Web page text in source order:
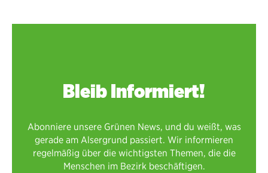
Bleib Informiert!
Abonniere unsere Grünen News, und du weißt, was
gerade am Alsergrund passiert. Wir informieren
regelmäßig über die wichtigsten Themen, die die
Menschen im Bezirk beschäftigen.